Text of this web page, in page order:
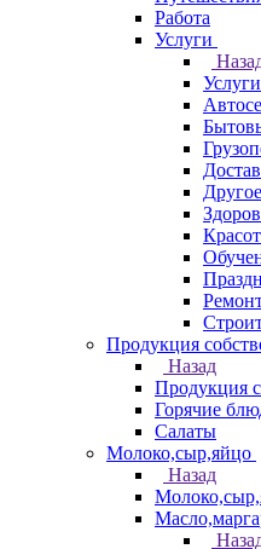
Работа
Услуги
Услуги
Другое
Продукция
Назад
Продукция
Горячие
Салаты
Молоко,сыр,яйцо
Назад